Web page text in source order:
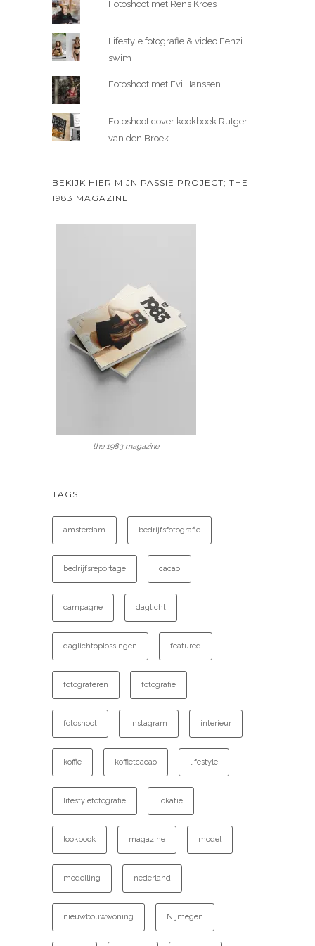
Fotoshoot met Rens Kroes
Lifestyle fotografie & video Fenzi
swim
Fotoshoot met Evi Hanssen
Fotoshoot cover kookboek Rutger
van den Broek
BEKIJK HIER MIJN PASSIE PROJECT; THE
1983 MAGAZINE
the 1983 magazine
TAGS
amsterdam bedrijfsfotografie
bedrijfsreportage cacao
campagne daglicht
daglichtoplossingen featured
fotograferen fotografie
fotoshoot instagram interieur
koffie koffietcacao lifestyle
lifestylefotografie lokatie
lookbook magazine model
modelling nederland
nieuwbouwwoning Nijmegen